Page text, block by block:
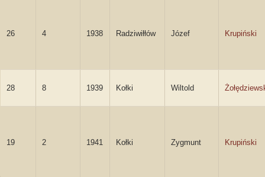
26 4 1938 Radziwiłłów Józef Krupiński
28 8 1939 Kołki Wiltold
19 2 1941 Kołki Zygmunt Krupiński